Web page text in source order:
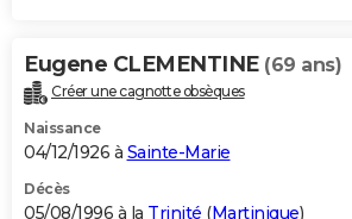
Eugene CLEMENTINE (69 ans)
Créer une cagnotte obsèques
Naissance
04/12/1926 à Sainte-Marie
Décès
05/08/1996 à la Trinité (Martinique)